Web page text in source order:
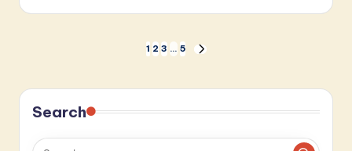
稿
の
1 2 3 … 5
NEXT
Search